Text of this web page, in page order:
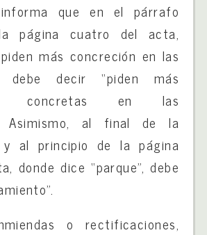
que en el párrafo
página cuatro del acta,
más concreción en las
debe decir “piden más
concretas en las
Asimismo, al final de la
al principio de la página
donde dice “parque”, debe
o rectificaciones,